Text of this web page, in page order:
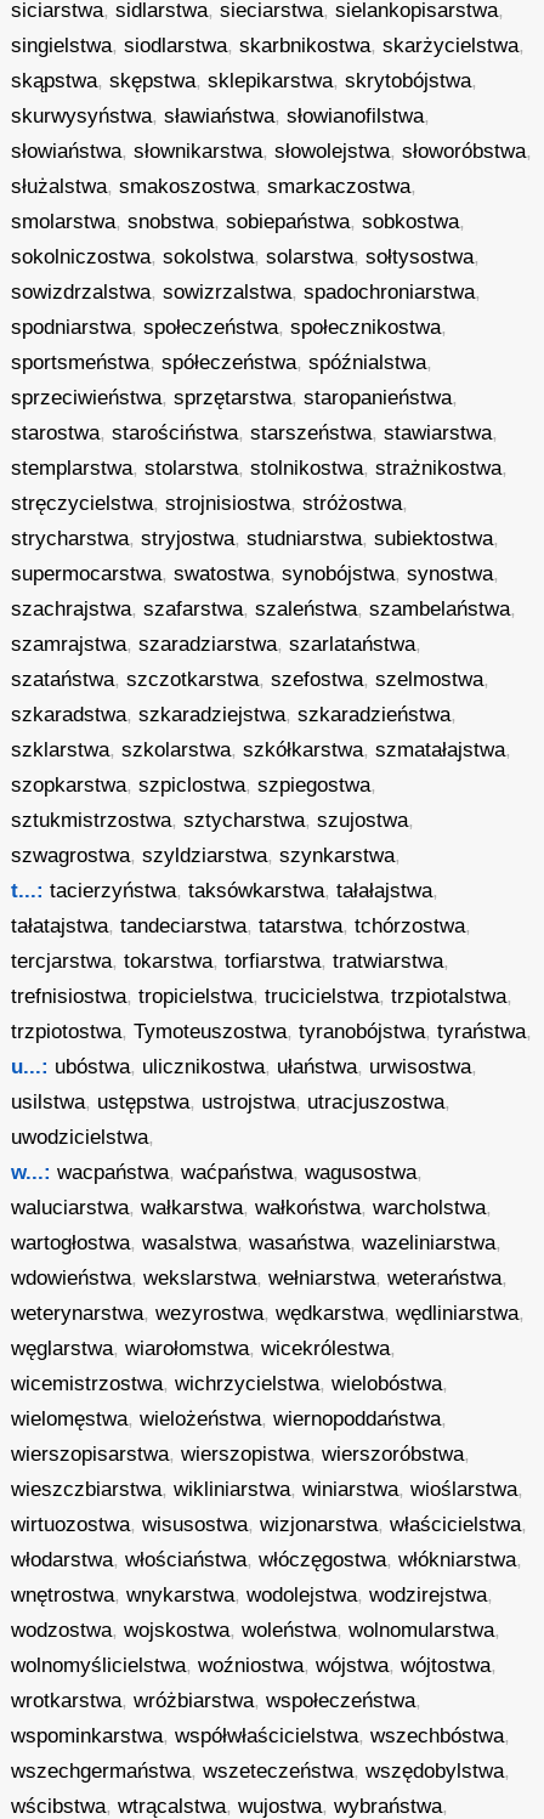
siciarstwa,sidlarstwa,sieciarstwa,sielankopisarstwa,
singielstwa,siodlarstwa,skarbnikostwa,skarżycielstwa,
skąpstwa,skępstwa,sklepikarstwa,skrytobójstwa,
skurwysyństwa,sławiaństwa,słowianofilstwa,
słowiaństwa,słownikarstwa,słowolejstwa,słoworóbstwa,
służalstwa,smakoszostwa,smarkaczostwa,
smolarstwa,snobstwa,sobiepaństwa,sobkostwa,
sokolniczostwa,sokolstwa,solarstwa,sołtysostwa,
sowizdrzalstwa,sowizrzalstwa,spadochroniarstwa,
spodniarstwa,społeczeństwa,społecznikostwa,
sportsmeństwa,spółeczeństwa,spóźnialstwa,
sprzeciwieństwa,sprzętarstwa,staropanieństwa,
starostwa,starościństwa,starszeństwa,stawiarstwa,
stemplarstwa,stolarstwa,stolnikostwa,strażnikostwa,
stręczycielstwa,strojnisiostwa,stróżostwa,
strycharstwa,stryjostwa,studniarstwa,subiektostwa,
supermocarstwa,swatostwa,synobójstwa,synostwa,
szachrajstwa,szafarstwa,szaleństwa,szambelaństwa,
szamrajstwa,szaradziarstwa,szarlataństwa,
szataństwa,szczotkarstwa,szefostwa,szelmostwa,
szkaradstwa,szkaradziejstwa,szkaradzieństwa,
szklarstwa,szkolarstwa,szkółkarstwa,szmatałajstwa,
szopkarstwa,szpiclostwa,szpiegostwa,
sztukmistrzostwa,sztycharstwa,szujostwa,
szwagrostwa,szyldziarstwa,szynkarstwa,
t...: tacierzyństwa,taksówkarstwa,tałałajstwa,
tałatajstwa,tandeciarstwa,tatarstwa,tchórzostwa,
tercjarstwa,tokarstwa,torfiarstwa,tratwiarstwa,
trefnisiostwa,tropicielstwa,trucicielstwa,trzpiotalstwa,
trzpiotostwa,Tymoteuszostwa,tyranobójstwa,tyraństwa,
u...: ubóstwa, ulicznikostwa, ułaństwa, urwisostwa,
usilstwa, ustępstwa, ustrojstwa, utracjuszostwa,
uwodzicielstwa,
w...: wacpaństwa,waćpaństwa,wagusostwa,
waluciarstwa,wałkarstwa,wałkoństwa,warcholstwa,
wartogłostwa,wasalstwa,wasaństwa,wazeliniarstwa,
wdowieństwa,wekslarstwa,wełniarstwa,weteraństwa,
weterynarstwa,wezyrostwa,wędkarstwa,wędliniarstwa,
węglarstwa,wiarołomstwa,wicekrólestwa,
wicemistrzostwa,wichrzycielstwa,wielobóstwa,
wielomęstwa,wielożeństwa,wiernopoddaństwa,
wierszopisarstwa,wierszopistwa,wierszoróbstwa,
wieszczbiarstwa,wikliniarstwa,winiarstwa,wioślarstwa,
wirtuozostwa,wisusostwa,wizjonarstwa,właścicielstwa,
włodarstwa,włościaństwa,włóczęgostwa,włókniarstwa,
wnętrostwa,wnykarstwa,wodolejstwa,wodzirejstwa,
wodzostwa,wojskostwa,woleństwa,wolnomularstwa,
wolnomyślicielstwa,woźniostwa,wójstwa,wójtostwa,
wrotkarstwa,wróżbiarstwa,wspołeczeństwa,
wspominkarstwa,współwłaścicielstwa,wszechbóstwa,
wszechgermaństwa,wszeteczeństwa,wszędobylstwa,
wścibstwa,wtrącalstwa,wujostwa,wybraństwa,